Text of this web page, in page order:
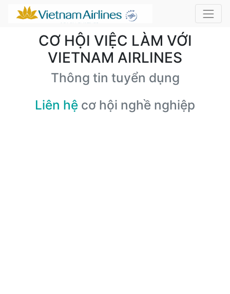
CƠ HỘI VIỆC LÀM VỚI
VIETNAM AIRLINES
Thông tin tuyển dụng
Liên hệ cơ hội nghề nghiệp